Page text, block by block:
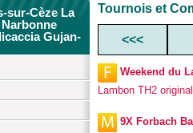
sur-Cèze La
Gujan-
Tournois et
<<<
Weekend du
Lambon TH2
9X Forbach